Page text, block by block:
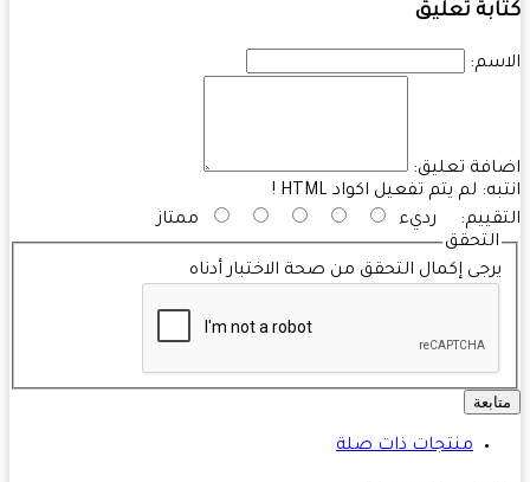
تعليق
تعليق:
لم يتم تفعيل اكواد HTML !
رديء
ممتاز
التحقق
يرجى إكمال التحقق من صحة الاختبار أدناه
منتجات ذات صلة